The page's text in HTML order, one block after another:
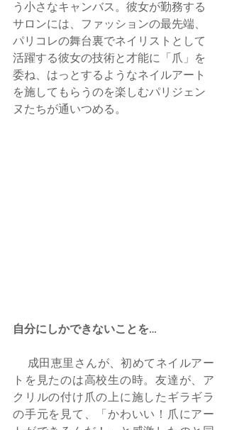
う小さなキャンバス。彼女が勤務する
サロンには、ファッションの最先端、
パリコレの舞台裏でネイリストとして
活躍する彼女の技術と才能に「爪」を
委ね、はっとするようなネイルアート
を施してもらうのを楽しむパリジェン
ヌたちが通いつめる。
自分にしかできないことを…
トを見たのは高校生の時。友達が、ア
クリルの付け爪の上に施したギラギラ
の手元を見て、「かわいい！爪にアー